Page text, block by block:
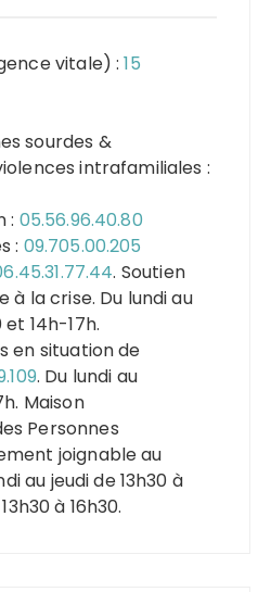
vitale) :15
sourdes &
intrafamiliales :
: 05.56.96.40.80
: 09.705.00.205
. Soutien
à la crise. Du lundi au
14h-17h.
en situation de
. Du lundi au
Maison
Personnes
joignable au
au jeudi de 13h30 à
à 16h30.